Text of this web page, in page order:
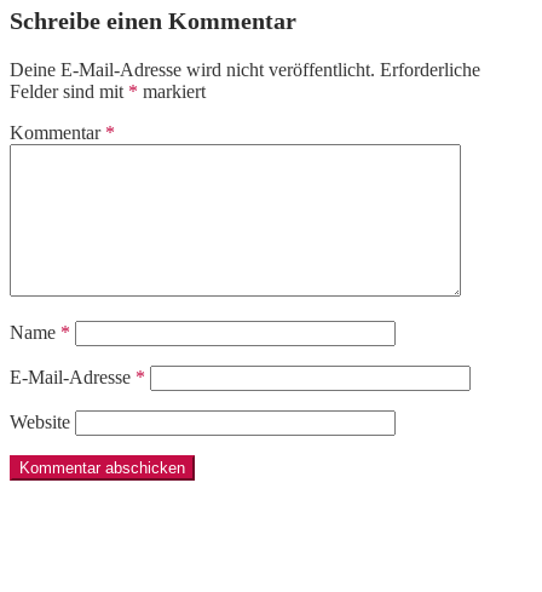
Schreibe einen Kommentar
Deine E-Mail-Adresse wird nicht veröffentlicht. Erforderliche
Felder sind mit * markiert
Kommentar *
Name *
E-Mail-Adresse *
Website